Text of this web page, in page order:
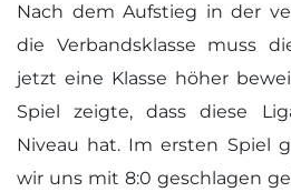
Nach dem Aufstieg in der
die Verbandsklasse muss
jetzt eine Klasse höher
Spiel zeigte, dass diese
Niveau hat. Im ersten Spiel
wir uns mit 8:0 geschlagen